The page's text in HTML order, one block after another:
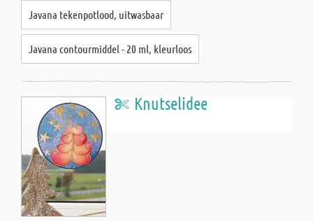
Javana tekenpotlood, uitwasbaar
Javana contourmiddel - 20 ml, kleurloos
Knutselidee